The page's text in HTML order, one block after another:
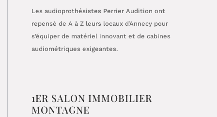
Les audioprothésistes Perrier Audition ont
repensé de A à Z leurs locaux d’Annecy pour
s’équiper de matériel innovant et de cabines
audiométriques exigeantes.
1ER SALON IMMOBILIER
MONTAGNE